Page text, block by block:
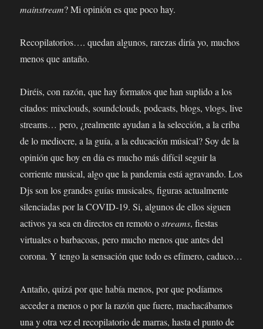
mainstream? Mi opinión es que poco hay.
Recopilatorios…. quedan algunos, rarezas diría yo, muchos
menos que antaño.
Diréis, con razón, que hay formatos que han suplido a los
citados: mixclouds, soundclouds, podcasts, blogs, vlogs, live
streams… pero, ¿realmente ayudan a la selección, a la criba
de lo mediocre, a la guía, a la educación músical? Soy de la
opinión que hoy en día es mucho más difícil seguir la
corriente musical, algo que la pandemia está agravando. Los
Djs son los grandes guías musicales, figuras actualmente
silenciadas por la COVID-19. Si, algunos de ellos siguen
activos ya sea en directos en remoto ostreams, fiestas
virtuales o barbacoas, pero mucho menos que antes del
corona. Y tengo la sensación que todo es efímero, caduco…
Antaño, quizá por que había menos, por que podíamos
acceder a menos o por la razón que fuere, machacábamos
una y otra vez el recopilatorio de marras, hasta el punto de